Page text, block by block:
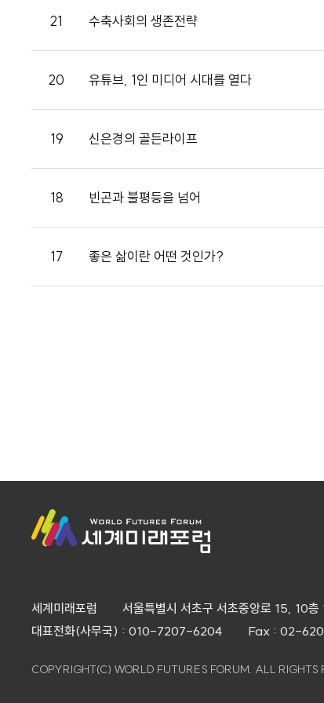
21 수축사회의 생존전략
20 유튜브, 1인 미디어 시대를 열다
19 신은경의 골든라이프
18 빈곤과 불평등을 넘어
17 좋은 삶이란 어떤 것인가?
세계미래포럼
서울특별시 서초구 서초중앙로 15, 10
대표전화(사무국) : 010-7207-6204
Fax : 02-
COPYRIGHT(C) WORLD FUTURES FORUM. ALL RIGHTS